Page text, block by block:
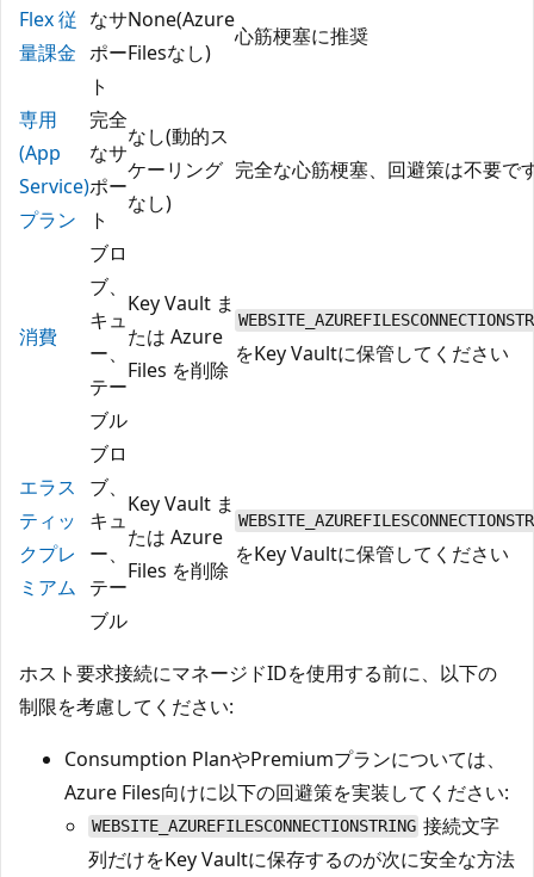
Flex 従
量課金
なサ
ポー
ト
None(Azure
Filesなし)
心筋梗塞に推奨
専用
(App
Service)
プラン
完全
なサ
ポー
ト
なし(動的ス
ケーリング
なし)
完全な心筋梗塞、回避策は不要で
消費
ブロ
ブ、
キュ
ー、
テー
ブル
Key Vault ま
たは Azure
Files を削除
をKey Vaultに保管してください
エラス
ティッ
クプレ
ミアム
ブロ
ブ、
キュ
ー、
テー
ブル
Key Vault ま
たは Azure
Files を削除
をKey Vaultに保管してください
ホスト要求接続にマネージドIDを使用する前に、以下の
制限を考慮してください:
Consumption PlanやPremiumプランについては、
Azure Files向けに以下の回避策を実装してください:
WEBSITE_AZUREFILESCONNECTIONSTRING 接続文字
列だけをKey Vaultに保存するのが次に安全な方法